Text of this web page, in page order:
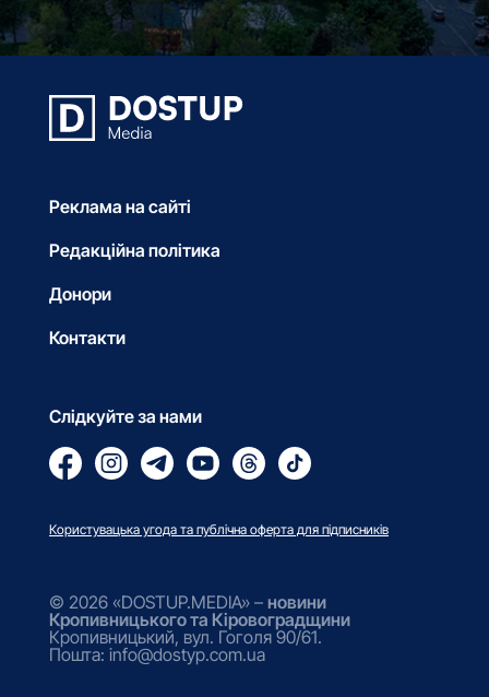
Реклама на сайті
Редакційна політика
Донори
Контакти
Слідкуйте за нами
Користувацька угода та публічна оферта для підписників
© 2026 «DOSTUP.MEDIA» – новини
Кропивницького та Кіровоградщини
Кропивницький, вул. Гоголя 90/61.
Пошта: info@dostyp.com.ua